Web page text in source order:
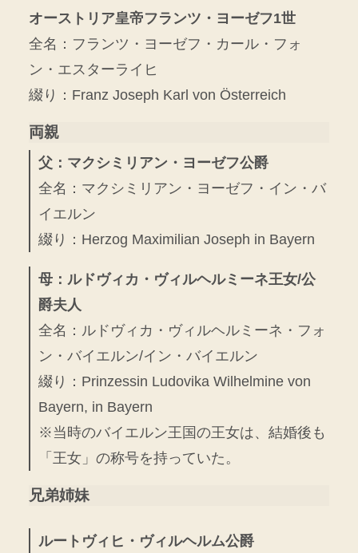
オーストリア皇帝フランツ・ヨーゼフ1世
全名：フランツ・ヨーゼフ・カール・フォ
ン・エスターライヒ
綴り：Franz Joseph Karl von Österreich
両親
父：マクシミリアン・ヨーゼフ公爵
全名：マクシミリアン・ヨーゼフ・イン・バ
イエルン
綴り：Herzog Maximilian Joseph in Bayern
母：ルドヴィカ・ヴィルヘルミーネ王女/公
爵夫人
全名：ルドヴィカ・ヴィルヘルミーネ・フォ
ン・バイエルン/イン・バイエルン
綴り：Prinzessin Ludovika Wilhelmine von
Bayern, in Bayern
※当時のバイエルン王国の王女は、結婚後も
「王女」の称号を持っていた。
兄弟姉妹
ルートヴィヒ・ヴィルヘルム公爵